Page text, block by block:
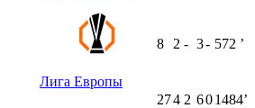
Лига Европы
8 2 - 3- 572 ʼ
274 2 601484ʼ